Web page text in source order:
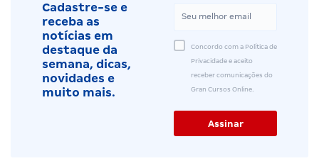
Cadastre-se e
receba as
notícias em
destaque da
semana, dicas,
novidades e
muito mais.
Concordo com a Política de
Privacidade e aceito
receber comunicações do
Gran Cursos Online.